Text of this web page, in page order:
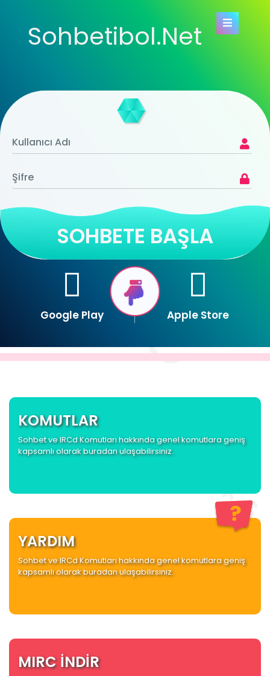
Sohbetibol.Net
SOHBETE BAŞLA
Google Play Apple Store
KOMUTLAR
Sohbet ve IRCd Komutları hakkında genel komutlara geniş
kapsamlı olarak buradan ulaşabilirsiniz.
YARDIM
Sohbet ve IRCd Komutları hakkında genel komutlara geniş
kapsamlı olarak buradan ulaşabilirsiniz.
MIRC İNDİR